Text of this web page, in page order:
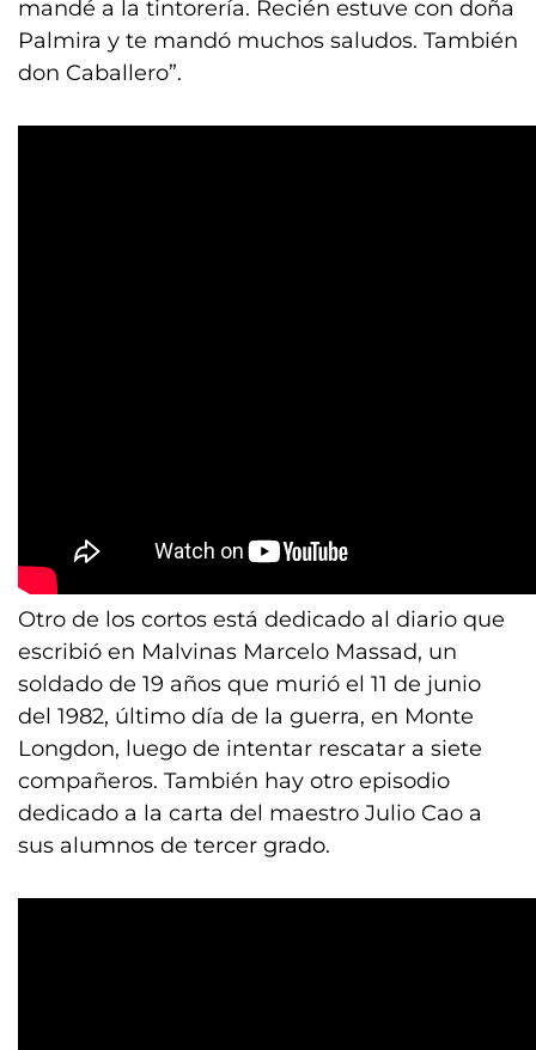
mandé a la tintorería. Recién estuve con doña
Palmira y te mandó muchos saludos. También
don Caballero”.
Otro de los cortos está dedicado al diario que
escribió en Malvinas Marcelo Massad, un
soldado de 19 años que murió el 11 de junio
del 1982, último día de la guerra, en Monte
Longdon, luego de intentar rescatar a siete
compañeros. También hay otro episodio
dedicado a la carta del maestro Julio Cao a
sus alumnos de tercer grado.